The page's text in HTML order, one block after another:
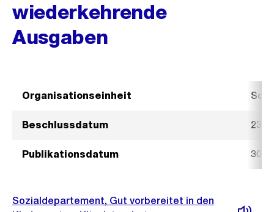
wiederkehrende
Ausgaben
Organisationseinheit
Beschlussdatum 23.
Publikationsdatum 30.
Sozialdepartement, Gut vorbereitet in den